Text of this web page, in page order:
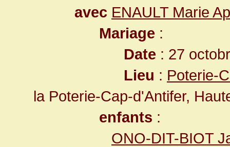
avec ENAULT Marie
Mariage :
Date : 27
Lieu : Poterie-
la Poterie-Cap-d'Antifer,
enfants :
ONO-DIT-BIOT